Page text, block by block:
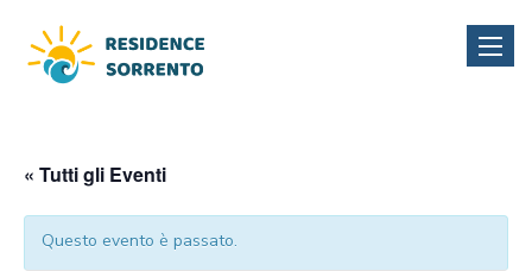
Toggle
« Tutti gli Eventi
Questo evento è passato.